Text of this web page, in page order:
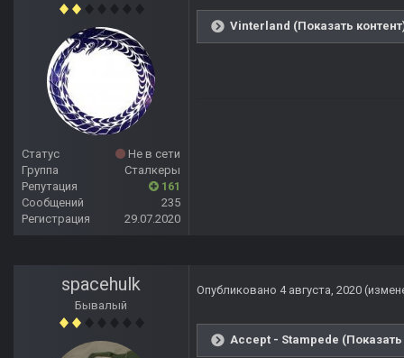
Статус
Не в сети
Группа
Сталкеры
Репутация
161
Сообщений
235
Регистрация
29.07.2020
Vinterland (Показать
spacehulk
Бывалый
Опубликовано 4 августа, 2020
Accept - Stampede (Показать